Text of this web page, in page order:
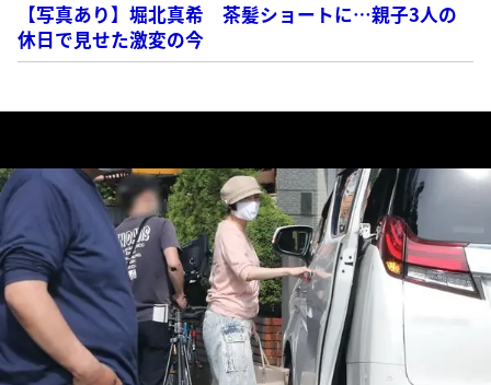
【写真あり】堀北真希 茶髪ショートに…親子3人の
休日で見せた激変の今